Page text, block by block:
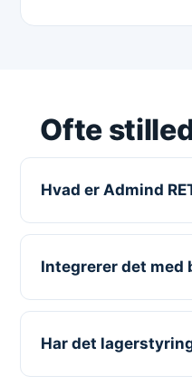
Ofte
Hvad er Admind
Integrerer det med
Har det